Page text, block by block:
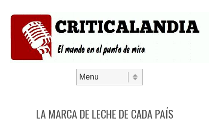
LA MARCA DE LECHE DE CADA PAÍS